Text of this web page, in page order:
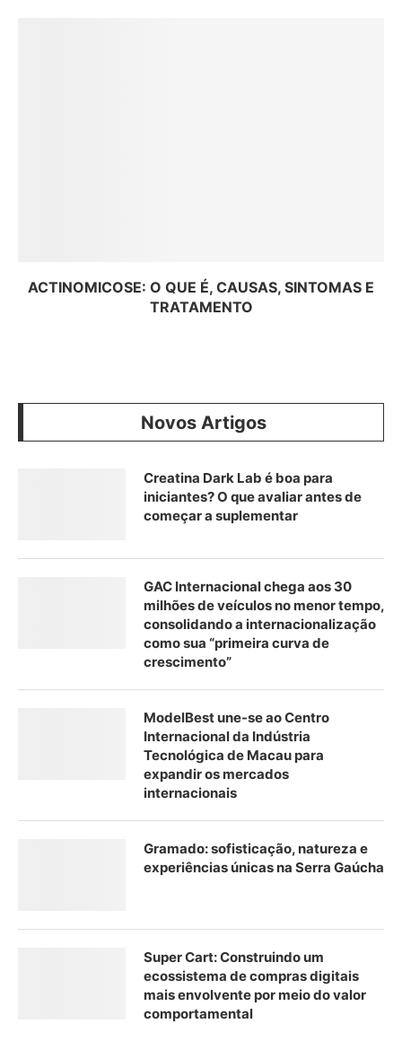
ACTINOMICOSE: O QUE É, CAUSAS, SINTOMAS E
TRATAMENTO
Novos Artigos
Creatina Dark Lab é boa para
iniciantes? O que avaliar antes de
começar a suplementar
GAC Internacional chega aos 30
milhões de veículos no menor tempo,
consolidando a internacionalização
como sua “primeira curva de
crescimento”
ModelBest une-se ao Centro
Internacional da Indústria
Tecnológica de Macau para
expandir os mercados
internacionais
Gramado: sofisticação, natureza e
experiências únicas na Serra Gaúcha
Super Cart: Construindo um
ecossistema de compras digitais
mais envolvente por meio do valor
comportamental